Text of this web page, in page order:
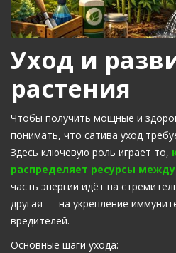
Уход и
растения
Чтобы получить мощные и
понимать, что сатива уход
Здесь ключевую роль играет то,
распределяет ресурсы
часть энергии идёт на
другая — на укрепление
вредителей.
Основные шаги ухода: